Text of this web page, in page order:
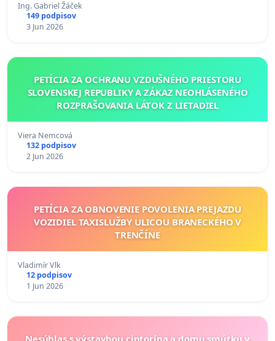
Ing. Gabriel Žáček
149 podpisov
3 Jun 2026
PETÍCIA ZA OCHRANU VZDUŠNÉHO PRIESTORU
SLOVENSKEJ REPUBLIKY A ZÁKAZ NEOHLÁSENÉHO
ROZPRAŠOVANIA LÁTOK Z LIETADIEL
Viera Nemcová
132 podpisov
2 Jun 2026
PETÍCIA ZA OBNOVENIE POVOLENIA PREJAZDU
VOZIDIEL TAXISLUŽBY ULICOU BRANECKÉHO V
TRENČÍNE
Vladimír Vlk
12 podpisov
1 Jun 2026